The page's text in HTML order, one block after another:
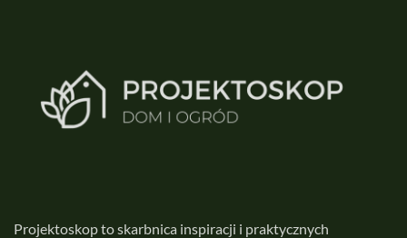
Projektoskop to skarbnica inspiracji i praktycznych